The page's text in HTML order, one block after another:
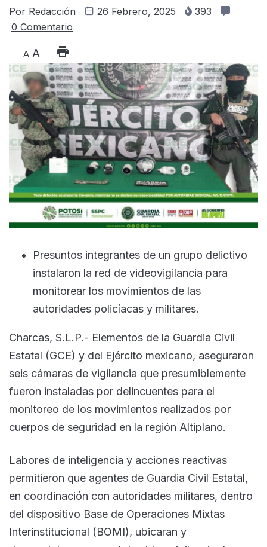
Por Redacción 26 Febrero, 2025
393
0 Comentario
A A
Presuntos integrantes de un grupo delictivo
instalaron la red de videovigilancia para
monitorear los movimientos de las
autoridades policíacas y militares.
Charcas, S.L.P.- Elementos de la Guardia Civil
Estatal (GCE) y del Ejército mexicano, aseguraron
seis cámaras de vigilancia que presumiblemente
fueron instaladas por delincuentes para el
monitoreo de los movimientos realizados por
cuerpos de seguridad en la región Altiplano.
Labores de inteligencia y acciones reactivas
permitieron que agentes de Guardia Civil Estatal,
en coordinación con autoridades militares, dentro
del dispositivo Base de Operaciones Mixtas
Interinstitucional (BOMI), ubicaran y